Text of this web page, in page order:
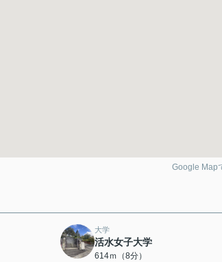
Google Map
大学
活水女子大学
614ｍ（8分）